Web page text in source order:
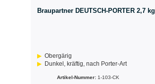
Braupartner DEUTSCH-PORTER 2,7 kg
Obergärig
Dunkel, kräftig, nach Porter-Art
Artikel-Nummer: 1-103-CK